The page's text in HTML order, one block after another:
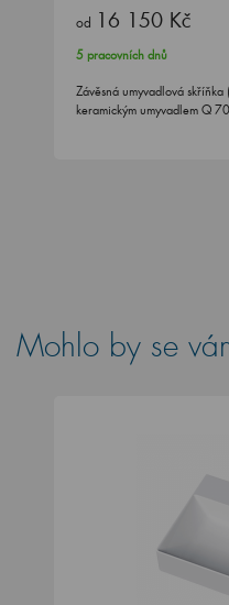
od 16 150 Kč
5 pracovních dnů
Závěsná umyvadlová
keramickým umyvadlem Q 70
Mohlo by se